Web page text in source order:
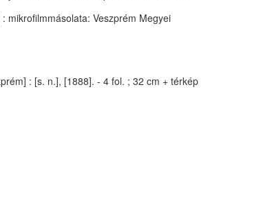
mikrofilmmásolata: Veszprém Megyei
: [s. n.], [1888]. - 4 fol. ; 32 cm + térkép